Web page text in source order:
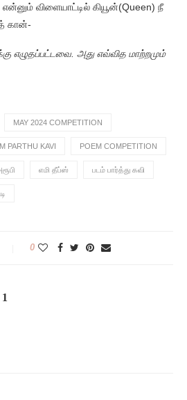
விளையாட்டில் கியூன்(Queen) நீ
கான்-
எழுதப்பட்டவை. அது எவ்வித மாற்றமும்
MAY 2024 COMPETITION
PARTHU KAVI POEM COMPETITION
எமி தீப்ஸ் படம் பார்த்து கவி
0